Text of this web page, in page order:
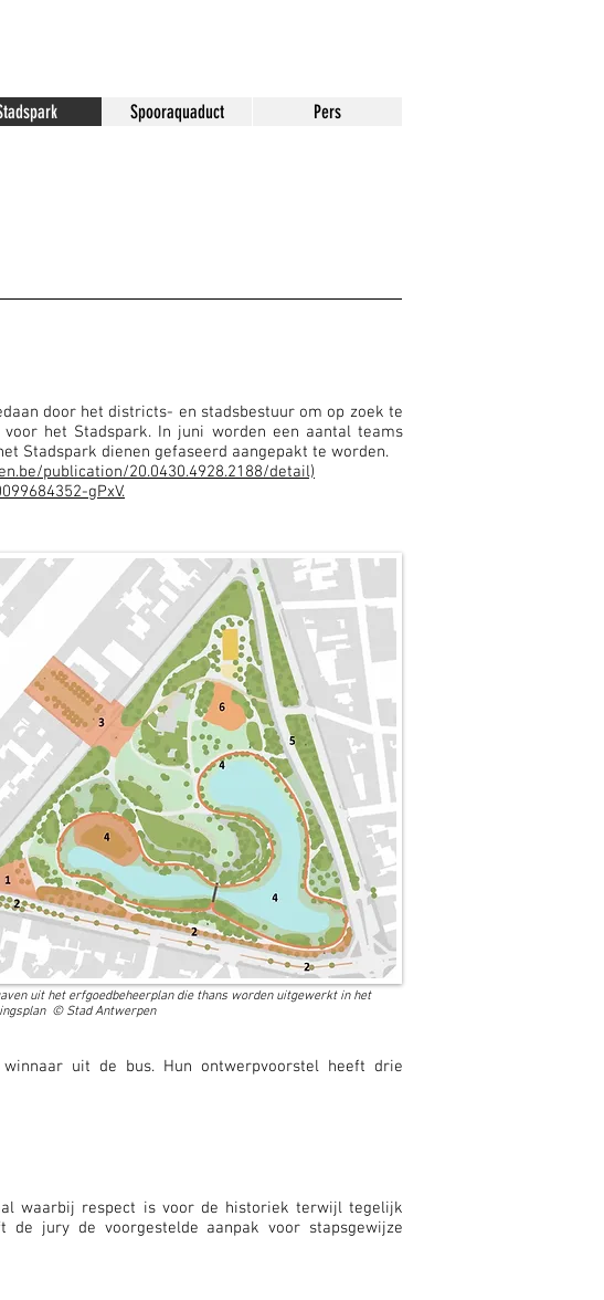
Spooraquaduct Pers
door het districts- en stadsbestuur om op zoek te
het Stadspark. In juni worden een aantal teams
Stadspark dienen gefaseerd aangepakt te worden.
publication/20.0430.4928.2188/detail)
gPxV.
uit het erfgoedbeheerplan die thans worden uitgewerkt in het
© Stad Antwerpen
uit de bus. Hun ontwerpvoorstel heeft drie
waarbij respect is voor de historiek terwijl tegelijk
de jury de voorgestelde aanpak voor stapsgewijze